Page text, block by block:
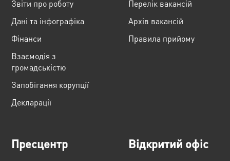
Звіти про роботу
Дані та інфографіка
Фінанси
Взаємодія з
громадськістю
Запобігання корупції
Декларації
Перелік вакансій
Архів вакансій
Правила прийому
Пресцентр Відкритий офіс